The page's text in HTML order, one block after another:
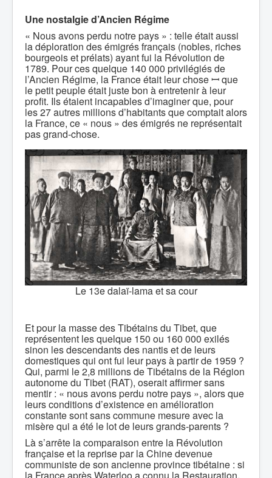
Une nostalgie d’Ancien Régime
« Nous avons perdu notre pays » : telle était aussi
la déploration des émigrés français (nobles, riches
bourgeois et prélats) ayant fui la Révolution de
1789. Pour ces quelque 140 000 privilégiés de
l’Ancien Régime, la France était leur chose ꟷ que
le petit peuple était juste bon à entretenir à leur
profit. Ils étaient incapables d’imaginer que, pour
les 27 autres millions d’habitants que comptait alors
la France, ce « nous » des émigrés ne représentait
pas grand-chose.
Le 13e dalaï-lama et sa cour
Et pour la masse des Tibétains du Tibet, que
représentent les quelque 150 ou 160 000 exilés
sinon les descendants des nantis et de leurs
domestiques qui ont fui leur pays à partir de 1959 ?
Qui, parmi le 2,8 millions de Tibétains de la Région
autonome du Tibet (RAT), oserait affirmer sans
mentir : « nous avons perdu notre pays », alors que
leurs conditions d’existence en amélioration
constante sont sans commune mesure avec la
misère qui a été le lot de leurs grands-parents ?
Là s’arrête la comparaison entre la Révolution
française et la reprise par la Chine devenue
communiste de son ancienne province tibétaine : si